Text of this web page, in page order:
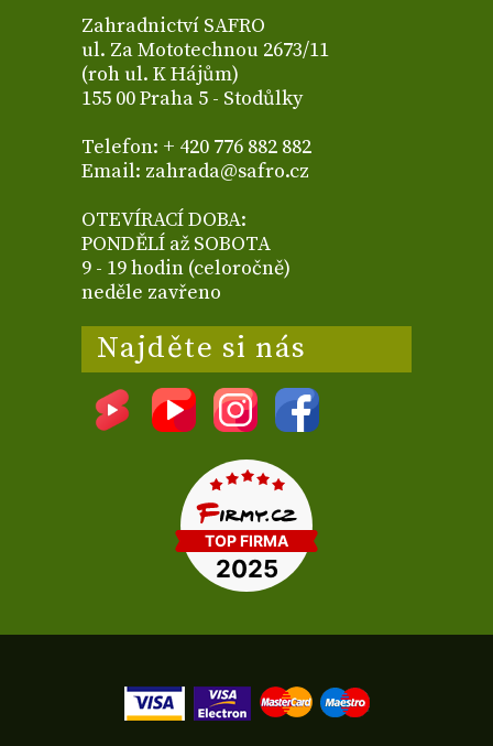
Zahradnictví SAFRO
ul. Za Mototechnou 2673/11
(roh ul. K Hájům)
155 00 Praha 5 - Stodůlky
Telefon: + 420 776 882 882
Email: zahrada@safro.cz
OTEVÍRACÍ DOBA:
PONDĚLÍ až SOBOTA
9 - 19 hodin (celoročně)
neděle zavřeno
Najděte si nás